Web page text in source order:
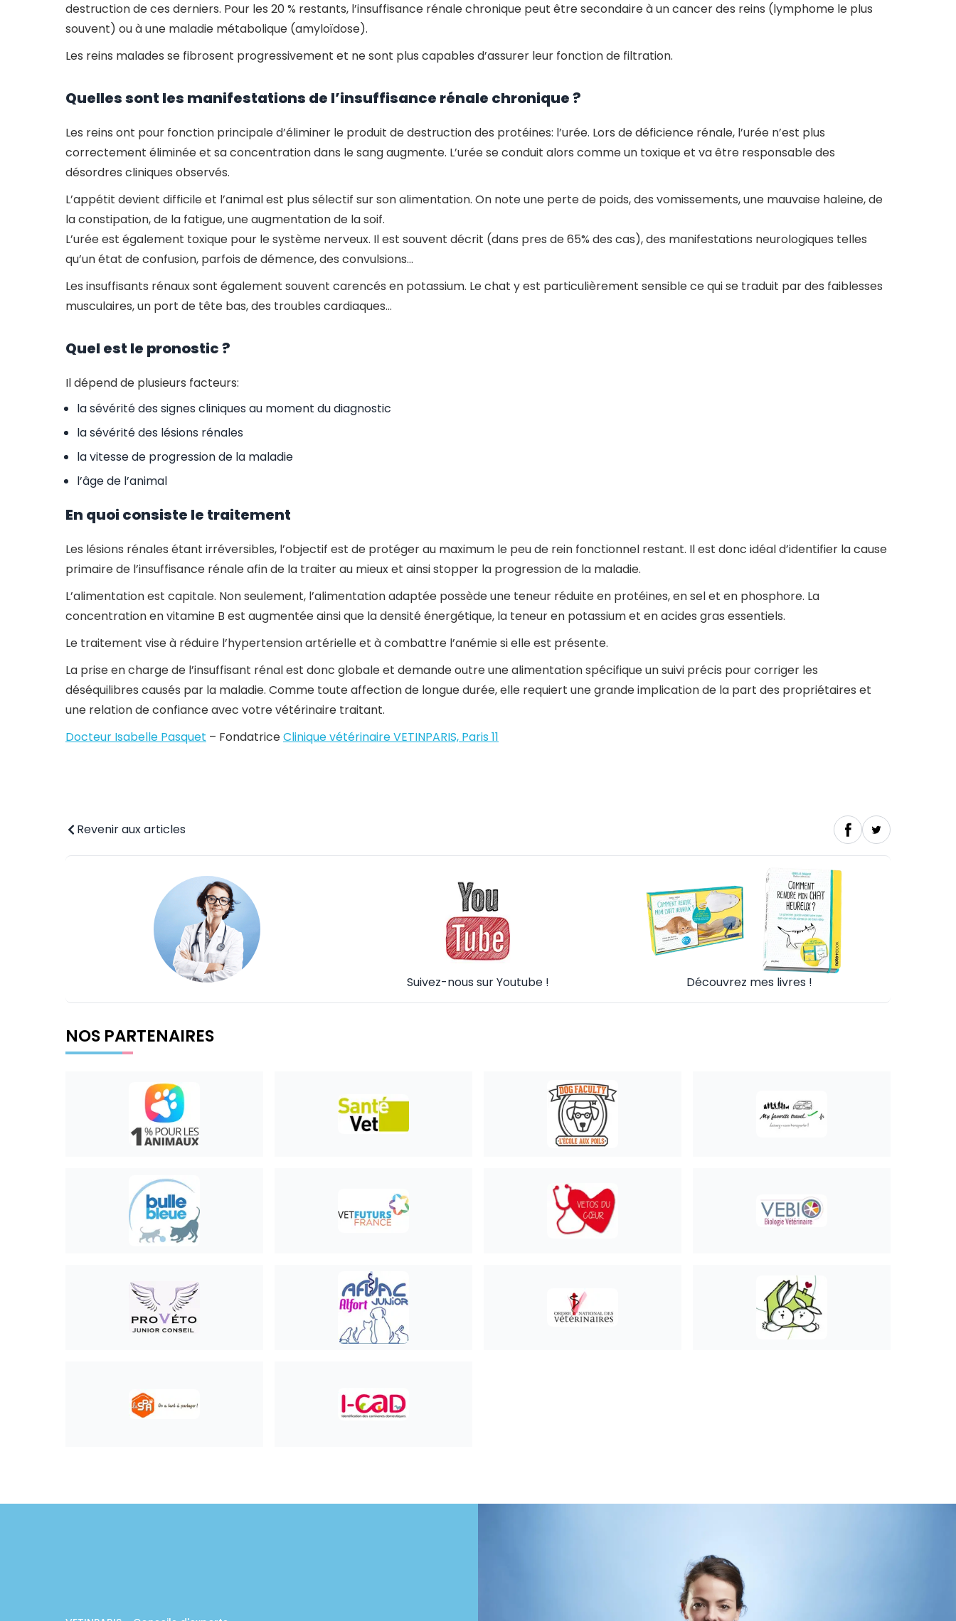
destruction de ces derniers. Pour les 20 % restants, l’insuffisance rénale chronique peut être secondaire à un cancer des reins (lymphome le plus
souvent) ou à une maladie métabolique (amyloïdose).
Les reins malades se fibrosent progressivement et ne sont plus capables d’assurer leur fonction de filtration.
Quelles sont les manifestations de l’insuffisance rénale chronique ?
Les reins ont pour fonction principale d’éliminer le produit de destruction des protéines: l’urée. Lors de déficience rénale, l’urée n’est plus
correctement éliminée et sa concentration dans le sang augmente. L’urée se conduit alors comme un toxique et va être responsable des
désordres cliniques observés.
L’appétit devient difficile et l’animal est plus sélectif sur son alimentation. On note une perte de poids, des vomissements, une mauvaise haleine, de
la constipation, de la fatigue, une augmentation de la soif.
L’urée est également toxique pour le système nerveux. Il est souvent décrit (dans pres de 65% des cas), des manifestations neurologiques telles
qu’un état de confusion, parfois de démence, des convulsions…
Les insuffisants rénaux sont également souvent carencés en potassium. Le chat y est particulièrement sensible ce qui se traduit par des faiblesses
musculaires, un port de tête bas, des troubles cardiaques…
Quel est le pronostic ?
Il dépend de plusieurs facteurs:
la sévérité des signes cliniques au moment du diagnostic
la sévérité des lésions rénales
la vitesse de progression de la maladie
l’âge de l’animal
En quoi consiste le traitement
Les lésions rénales étant irréversibles, l’objectif est de protéger au maximum le peu de rein fonctionnel restant. Il est donc idéal d’identifier la cause
primaire de l’insuffisance rénale afin de la traiter au mieux et ainsi stopper la progression de la maladie.
L’alimentation est capitale. Non seulement, l’alimentation adaptée possède une teneur réduite en protéines, en sel et en phosphore. La
concentration en vitamine B est augmentée ainsi que la densité énergétique, la teneur en potassium et en acides gras essentiels.
Le traitement vise à réduire l’hypertension artérielle et à combattre l’anémie si elle est présente.
La prise en charge de l’insuffisant rénal est donc globale et demande outre une alimentation spécifique un suivi précis pour corriger les
déséquilibres causés par la maladie. Comme toute affection de longue durée, elle requiert une grande implication de la part des propriétaires et
une relation de confiance avec votre vétérinaire traitant.
Docteur Isabelle Pasquet – FondatriceClinique vétérinaire VETINPARIS, Paris 11
Revenir aux articles
Suivez-nous sur Youtube ! Découvrez mes livres !
NOS PARTENAIRES